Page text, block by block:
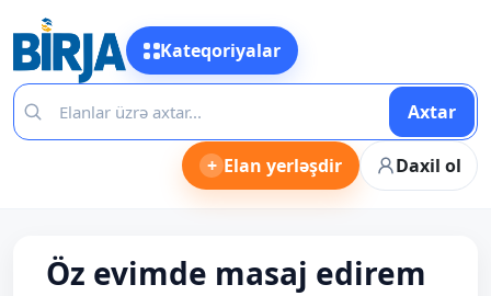
Kateqoriyalar
Axtar
+ Elan yerləşdir Daxil ol
Öz evimde masaj edirem